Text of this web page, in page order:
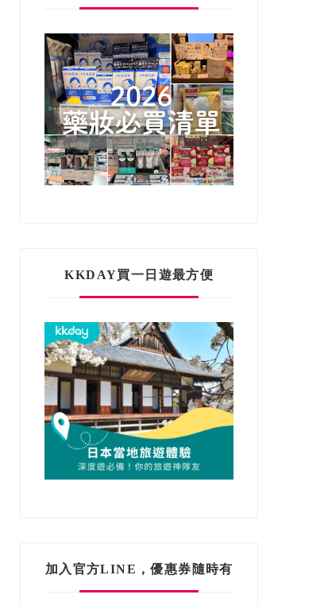
KKDAY買一日遊最方便
加入官方LINE，優惠券隨時有